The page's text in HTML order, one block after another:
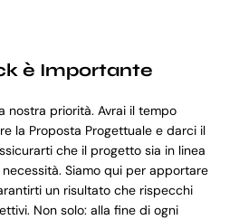
è Importante
nostra priorità. Avrai il tempo
la Proposta Progettuale e darci il
che il progetto sia in linea
Siamo qui per apportare
un risultato che rispecchi
Non solo: alla fine di ogni